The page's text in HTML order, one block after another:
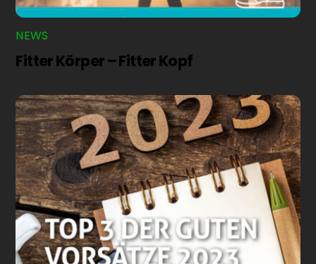
NEWS
Fitter Körper – Fitter Kopf